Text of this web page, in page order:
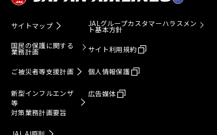
サイトマップ
国民の保護に関する
業務計画
ご被災者等支援計画
新型インフルエンザ
等
対策業務計画要旨
JALグループカスタマーハラスメン
ト基本方針
サイト利用規約
個人情報保護
広告媒体